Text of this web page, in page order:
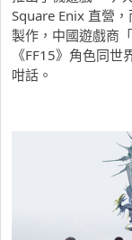
Square Enix 直營，
製作，中國遊戲商
《FF15》角色同
咁話。